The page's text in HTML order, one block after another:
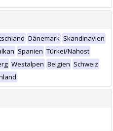
Dänemark Skandinavien
Spanien Türkei/Nahost
Westalpen Belgien Schweiz